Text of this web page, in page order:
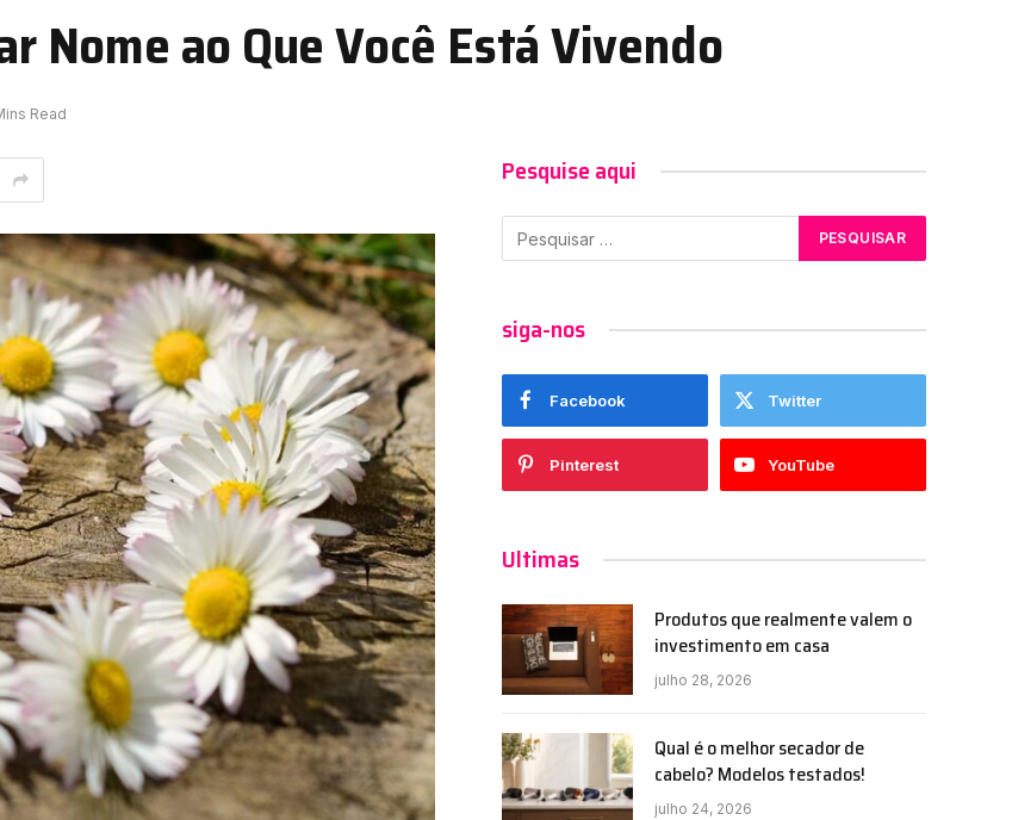
Nome ao Que Você Está Vivendo
Read
Pesquise aqui
siga-nos
Facebook Twitter
Pinterest YouTube
Ultimas
Produtos que realmente valem o
investimento em casa
julho 28, 2026
Qual é o melhor secador de
cabelo? Modelos testados!
julho 24, 2026